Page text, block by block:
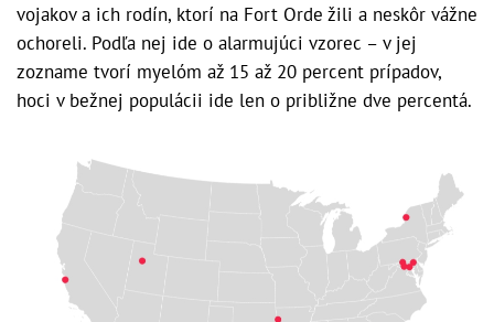
vojakov a ich rodín, ktorí na Fort Orde žili a neskôr vážne
ochoreli. Podľa nej ide o alarmujúci vzorec – v jej
zozname tvorí myelóm až 15 až 20 percent prípadov,
hoci v bežnej populácii ide len o približne dve percentá.